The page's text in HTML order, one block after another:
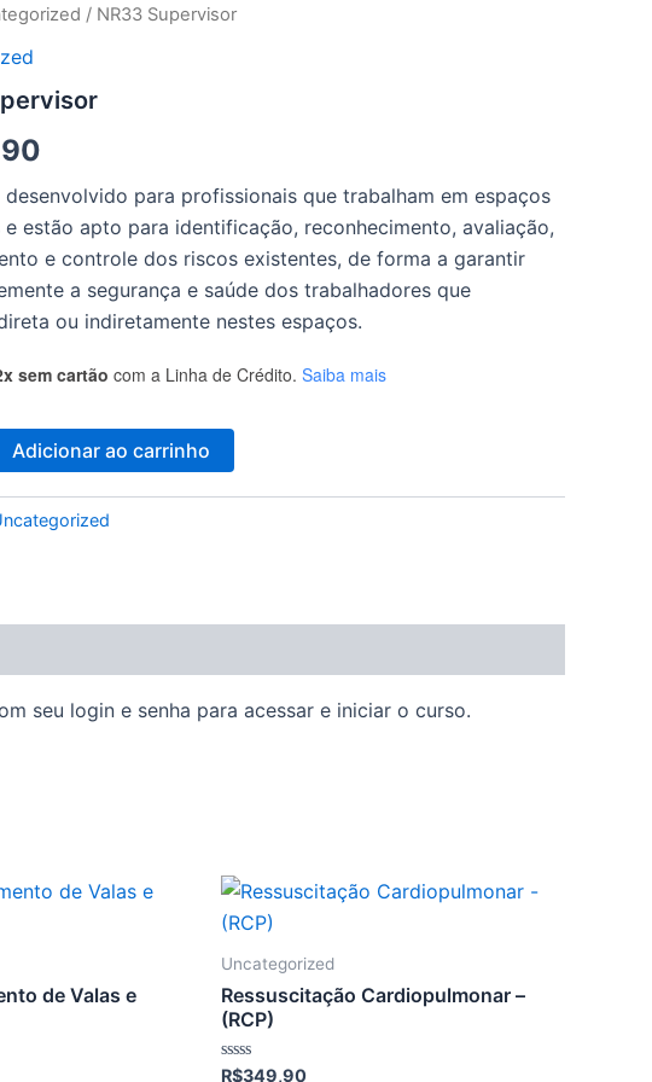
/ NR33 Supervisor
para profissionais que trabalham em espaços
estão apto para identificação, reconhecimento, avaliação,
e controle dos riscos existentes, de forma a garantir
a segurança e saúde dos trabalhadores que
ou indiretamente nestes espaços.
sem cartão com a Linha de Crédito. Saiba mais
Adicionar ao carrinho
seu login e senha para acessar e iniciar o curso.
de Valas e
Uncategorized
Ressuscitação Cardiopulmonar –
(RCP)
Avaliação
R$349,90